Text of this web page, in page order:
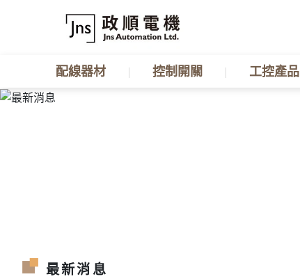
配線器材 控制開關 工控產品
最新消息